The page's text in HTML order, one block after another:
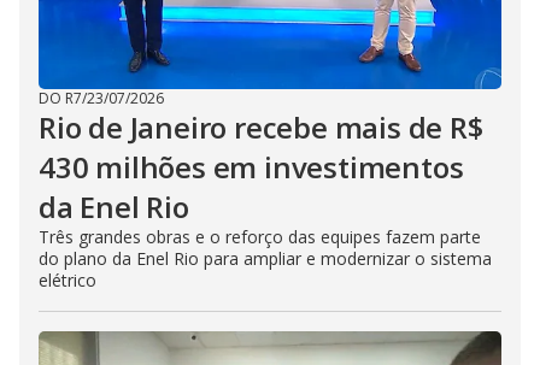
DO R7/23/07/2026
Rio de Janeiro recebe mais de R$
430 milhões em investimentos
da Enel Rio
Três grandes obras e o reforço das equipes fazem parte
do plano da Enel Rio para ampliar e modernizar o sistema
elétrico